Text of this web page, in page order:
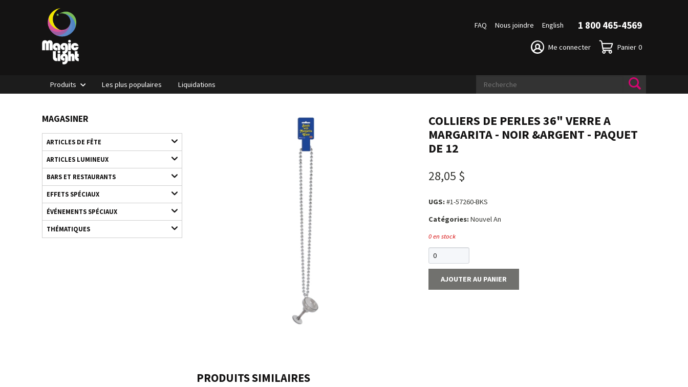
FAQ Nous joindre English 1 800 465-4569
Me connecter Panier 0
Produits Les plus populaires Liquidations
MAGASINER
ARTICLES DE FÊTE
ARTICLES LUMINEUX
BARS ET RESTAURANTS
EFFETS SPÉCIAUX
ÉVÉNEMENTS SPÉCIAUX
THÉMATIQUES
COLLIERS DE PERLES 36" VERRE A
MARGARITA - NOIR &ARGENT - PAQUET
DE 12
28,05 $
UGS:#1-57260-BKS
Catégories:Nouvel An
0 en stock
AJOUTER AU PANIER
PRODUITS SIMILAIRES